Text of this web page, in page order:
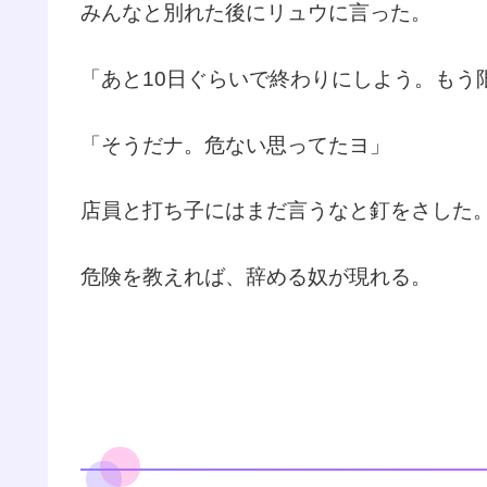
みんなと別れた後にリュウに言った。
「あと10日ぐらいで終わりにしよう。もう
「そうだナ。危ない思ってたヨ」
店員と打ち子にはまだ言うなと釘をさした。
危険を教えれば、辞める奴が現れる。